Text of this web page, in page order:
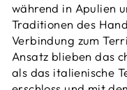
während in Apulien
Traditionen des
Verbindung zum
Ansatz blieben das
als das italienische